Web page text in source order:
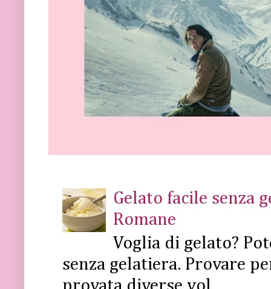
Gelato facile senza
Romane
Voglia di gelato?
senza gelatiera. Provare